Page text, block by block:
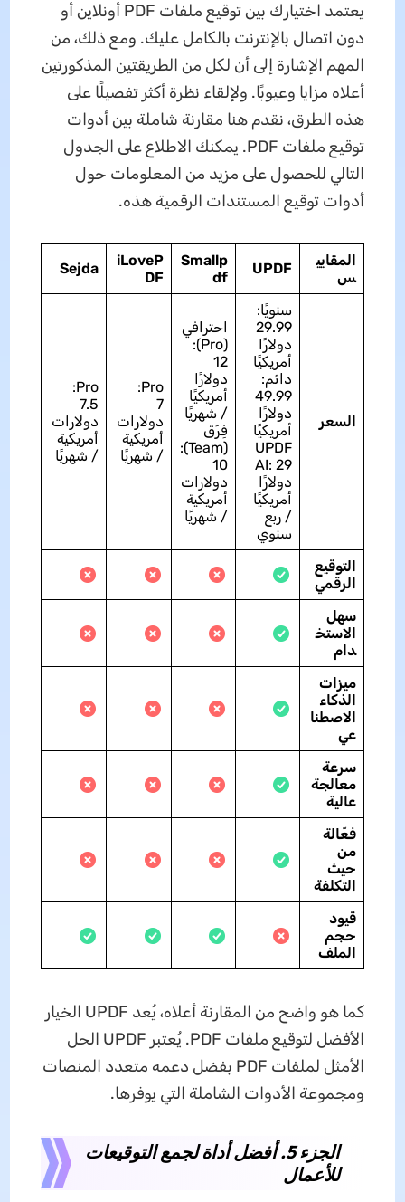
يعتمد اختيارك بين توقيع ملفات PDF أونلاين أو
دون اتصال بالإنترنت بالكامل عليك. ومع ذلك، من
المهم الإشارة إلى أن لكل من الطريقتين المذكورتين
أعلاه مزايا وعيوبًا. ولإلقاء نظرة أكثر تفصيلًا على
هذه الطرق، نقدم هنا مقارنة شاملة بين أدوات
توقيع ملفات PDF. يمكنك الاطلاع على الجدول
التالي للحصول على مزيد من المعلومات حول
أدوات توقيع المستندات الرقمية هذه.
المقايي
س
UPDF
Smallp
df
iLoveP
DF
Sejda
السعر
سنويًا:
29.99
دولارًا
أمريكيًا
دائم:
49.99
دولارًا
أمريكيًا
UPDF
AI: 29
دولارًا
أمريكيًا
/ ربع
سنوي
احترافي
(Pro):
12
دولارًا
أمريكيًا
/ شهريًا
فِرَق
(Team):
10
دولارات
أمريكية
/ شهريًا
Pro:
7
دولارات
أمريكية
/ شهريًا
Pro:
7.5
دولارات
أمريكية
/ شهريًا
التوقيع
الرقمي
سهل
الاستخ
دام
ميزات
الذكاء
الاصطنا
عي
سرعة
معالجة
عالية
فعّالة
من
حيث
التكلفة
قيود
حجم
الملف
كما هو واضح من المقارنة أعلاه، يُعد UPDF الخيار
الأفضل لتوقيع ملفات PDF. يُعتبر UPDF الحل
الأمثل لملفات PDF بفضل دعمه متعدد المنصات
ومجموعة الأدوات الشاملة التي يوفرها.
الجزء 5. أفضل أداة لجمع التوقيعات
للأعمال